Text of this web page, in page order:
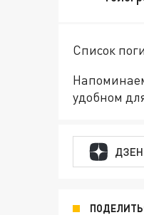
Список
удобном
ДЗЕН